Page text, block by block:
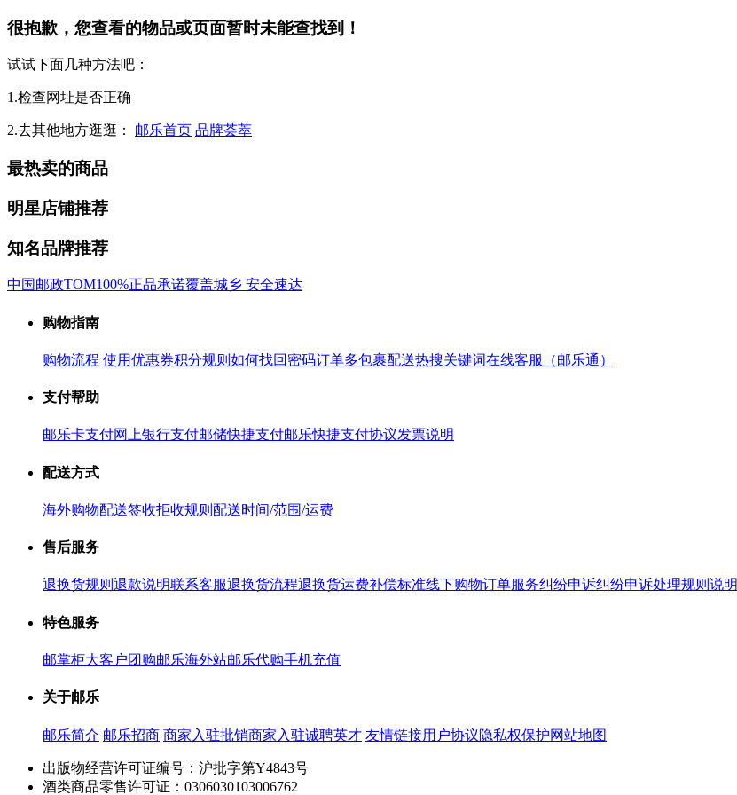
很抱歉，您查看的物品或页面暂时未能查找到！
试试下面几种方法吧：
1.检查网址是否正确
2.去其他地方逛逛： 邮乐首页 品牌荟萃
最热卖的商品
明星店铺推荐
知名品牌推荐
中国邮政TOM100%正品承诺覆盖城乡 安全速达
购物指南
购物流程 使用优惠券积分规则 如何找回密码订单多包裹配送热搜关键词在线客服（邮乐通）
支付帮助
邮乐卡支付网上银行支付邮储快捷支付邮乐快捷支付协议发票说明
配送方式
海外购物配送签收拒收规则 配送时间/范围/运费
售后服务
退换货规则 退款说明联系客服退换货流程退换货运费补偿标准线下购物订单服务纠纷申诉纠纷申诉处理规则说明
特色服务
邮掌柜大客户团购邮乐海外站邮乐代购手机充值
关于邮乐
邮乐简介 邮乐招商 商家入驻批销商家入驻诚聘英才 友情链接用户协议隐私权保护网站地图
出版物经营许可证编号：沪批字第Y4843号
酒类商品零售许可证：0306030103006762